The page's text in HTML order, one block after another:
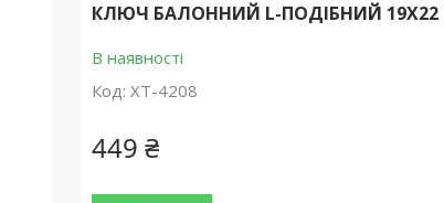
КЛЮЧ БАЛОННИЙ L-ПОДІБНИЙ 19Х22
В наявності
Код: XT-4208
449 ₴